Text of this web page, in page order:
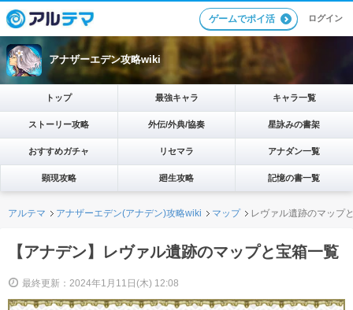
ゲームでポイ活 ログイン
アナザーエデン攻略wiki
トップ 最強キャラ キャラ一覧
ストーリー攻略 外伝/外典/協奏 星詠みの書架
おすすめガチャ リセマラ アナダン一覧
顕現攻略 廻生攻略 記憶の書一覧
アルテマ アナザーエデン(アナデン)攻略wiki マップ レヴァル遺跡のマップ
【アナデン】レヴァル遺跡のマップと宝箱一覧
最終更新：2024年1月11日(木) 12:08